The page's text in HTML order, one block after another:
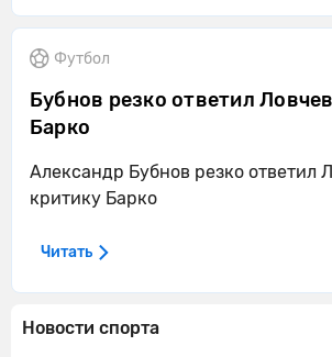
Новости спорта
Футбол
Бубнов резко ответил
Барко
Александр Бубнов резко ответил
критику Барко
Читать